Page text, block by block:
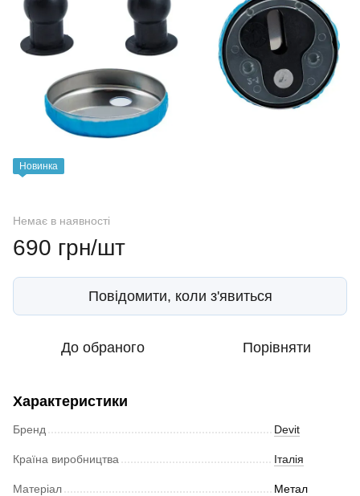
Новинка
Немає в наявності
690 грн/шт
Повідомити, коли з'явиться
До обраного Порівняти
Характеристики
Бренд Devit
Країна виробництва Італія
Матеріал Метал